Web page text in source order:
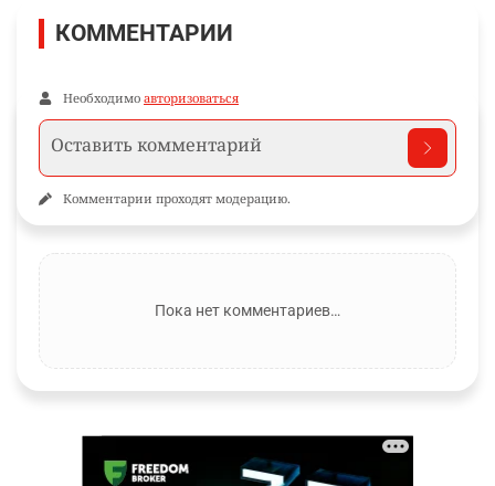
КОММЕНТАРИИ
Необходимо авторизоваться
Комментарии проходят модерацию.
Пока нет комментариев…